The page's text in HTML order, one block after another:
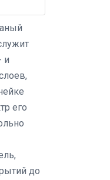
и
его
до